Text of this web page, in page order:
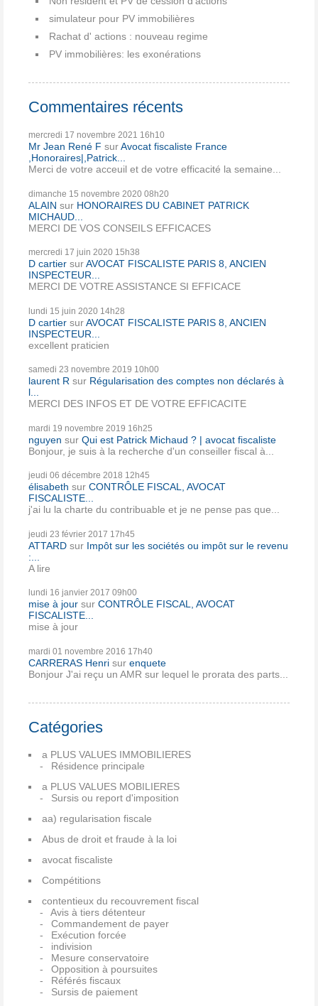
simulateur pour PV immobilières
Rachat d' actions : nouveau regime
PV immobilières: les exonérations
Commentaires récents
mercredi 17 novembre 2021 16h10
Mr Jean René F surAvocat fiscaliste France
,Honoraires|,Patrick...
Merci de votre acceuil et de votre efficacité la semaine...
dimanche 15 novembre 2020 08h20
ALAIN sur HONORAIRES DU CABINET PATRICK
MICHAUD...
MERCI DE VOS CONSEILS EFFICACES
mercredi 17 juin 2020 15h38
D cartier surAVOCAT FISCALISTE PARIS 8, ANCIEN
INSPECTEUR...
MERCI DE VOTRE ASSISTANCE SI EFFICACE
lundi 15 juin 2020 14h28
D cartier surAVOCAT FISCALISTE PARIS 8, ANCIEN
INSPECTEUR...
excellent praticien
samedi 23 novembre 2019 10h00
laurent R sur Régularisation des comptes non déclarés à
l...
MERCI DES INFOS ET DE VOTRE EFFICACITE
mardi 19 novembre 2019 16h25
nguyen sur Qui est Patrick Michaud ? | avocat fiscaliste
Bonjour, je suis à la recherche d'un conseiller fiscal à...
jeudi 06 décembre 2018 12h45
élisabeth sur CONTRÔLE FISCAL, AVOCAT
FISCALISTE...
j'ai lu la charte du contribuable et je ne pense pas que...
jeudi 23 février 2017 17h45
ATTARD sur Impôt sur les sociétés ou impôt sur le revenu
:...
A lire
lundi 16 janvier 2017 09h00
mise à jour sur CONTRÔLE FISCAL, AVOCAT
FISCALISTE...
mise à jour
mardi 01 novembre 2016 17h40
CARRERAS Henri sur enquete
Bonjour J'ai reçu un AMR sur lequel le prorata des parts...
Catégories
a PLUS VALUES IMMOBILIERES
Résidence principale
a PLUS VALUES MOBILIERES
Sursis ou report d'imposition
aa) regularisation fiscale
Abus de droit et fraude à la loi
avocat fiscaliste
Compétitions
contentieux du recouvrement fiscal
Avis à tiers détenteur
Commandement de payer
Exécution forcée
indivision
Mesure conservatoire
Opposition à poursuites
Référés fiscaux
Sursis de paiement